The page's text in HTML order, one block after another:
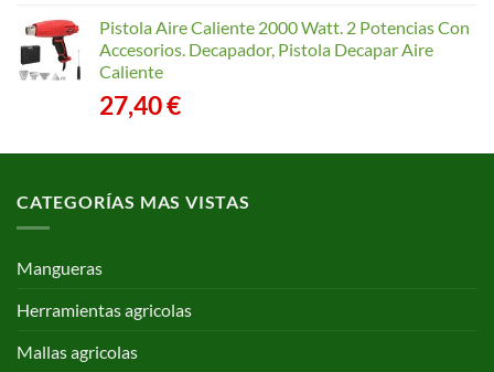
Pistola Aire Caliente 2000 Watt. 2 Potencias Con
Accesorios. Decapador, Pistola Decapar Aire
Caliente
27,40€
CATEGORÍAS MAS VISTAS
Mangueras
Herramientas agricolas
Mallas agricolas